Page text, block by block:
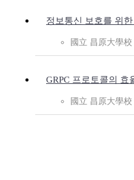
정보통신 보호를 위
國立 昌原大學
GRPC 프로토콜의 효
國立 昌原大學